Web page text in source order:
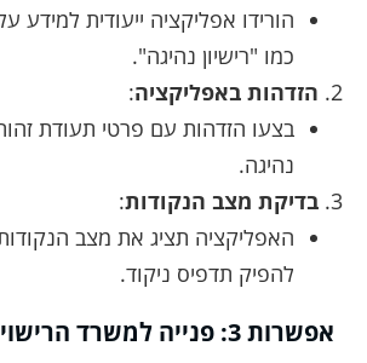
הורידו אפליקציה ייעודית למידע
כמו "רישיון נהיגה".
הזדהות באפליקציה:
בצעו הזדהות עם פרטי תעודת
נהיגה.
בדיקת מצב הנקודות:
האפליקציה תציג את מצב
להפיק תדפיס ניקוד.
אפשרות 3: פנייה למשרד הרישוי